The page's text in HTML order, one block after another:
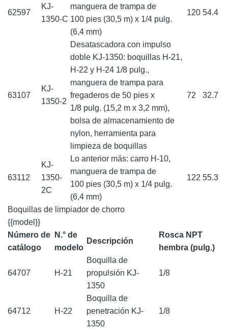
62597
KJ-
1350-C
manguera de trampa de
100 pies (30,5 m) x 1/4 pulg.
(6,4 mm)
120 54.4
63107
KJ-
1350-2
Desatascadora con impulso
doble KJ-1350: boquillas H-21,
H-22 y H-24 1/8 pulg.,
manguera de trampa para
fregaderos de 50 pies x
1/8 pulg. (15,2 m x 3,2 mm),
bolsa de almacenamiento de
nylon, herramienta para
limpieza de boquillas
72 32.7
63112
KJ-
1350-
2C
Lo anterior más: carro H-10,
manguera de trampa de
100 pies (30,5 m) x 1/4 pulg.
(6,4 mm)
122 55.3
Boquillas de limpiador de chorro
{{model}}
Número de
catálogo
N.° de
modelo
Descripción
Rosca NPT
hembra (pulg.)
64707 H-21
Boquilla de
propulsión KJ-
1350
1/8
64712 H-22
Boquilla de
penetración KJ-
1350
1/8